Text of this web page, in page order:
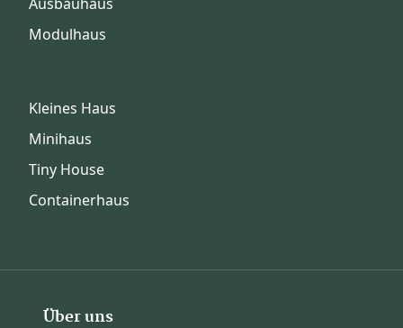
Modulhaus
Kleines Haus
Minihaus
Tiny House
Containerhaus
Über uns